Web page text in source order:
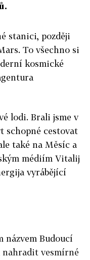
stanici, později
To všechno si
kosmické
lodi. Brali jsme v
schopné cestovat
také na Měsíc a
médiím Vitalij
vyrábějící
názvem Budoucí
nahradit vesmírné